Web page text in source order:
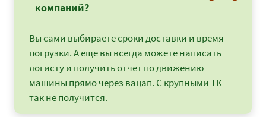
компаний?
Вы сами выбираете сроки доставки и время
погрузки. А еще вы всегда можете написать
логисту и получить отчет по движению
машины прямо через вацап. С крупными ТК
так не получится.